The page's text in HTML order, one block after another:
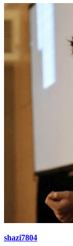
shazi7804